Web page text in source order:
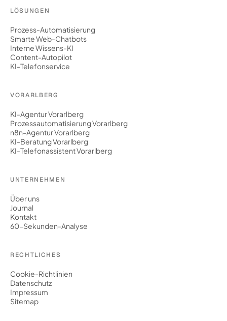
LÖSUNGEN
Prozess-Automatisierung
Smarte Web-Chatbots
Interne Wissens-KI
Content-Autopilot
KI-Telefonservice
VORARLBERG
KI-Agentur Vorarlberg
Prozessautomatisierung Vorarlberg
n8n-Agentur Vorarlberg
KI-Beratung Vorarlberg
KI-Telefonassistent Vorarlberg
UNTERNEHMEN
Über uns
Journal
Kontakt
60-Sekunden-Analyse
RECHTLICHES
Cookie-Richtlinien
Datenschutz
Impressum
Sitemap